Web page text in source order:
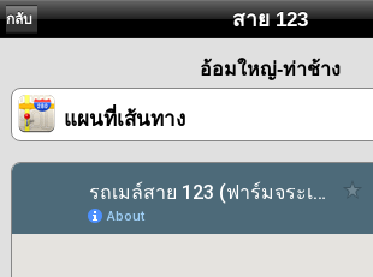
กลับ สาย 123
อ้อมใหญ่-ท่าช้าง
แผนที่เส้นทาง